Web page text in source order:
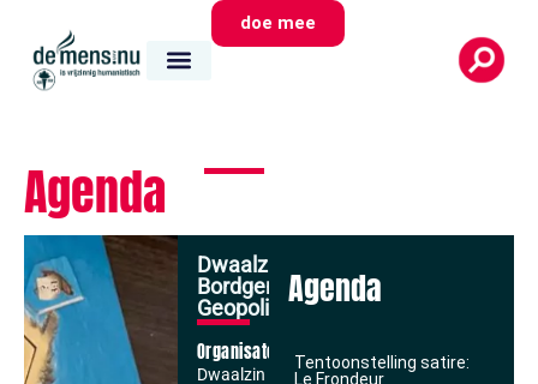
doe mee
Agenda
Dwaalzin:
Bordgenoten:
Geopolitiek
Organisator
Dwaalzin
Agenda
Tentoonstelling satire:
Le Frondeur